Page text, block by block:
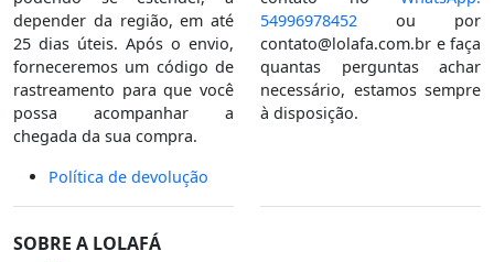
depender da região, em até
25 dias úteis. Após o envio,
forneceremos um código de
rastreamento para que você
possa acompanhar a
chegada da sua compra.
Política de devolução
54996978452 ou por
contato@lolafa.com.br e faça
quantas perguntas achar
necessário, estamos sempre
à disposição.
SOBRE A LOLAFÁ